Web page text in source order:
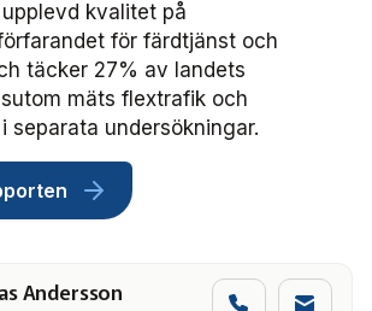
kvalitet på
för färdtjänst och
täcker 27% av landets
mäts flextrafik och
separata undersökningar.
Andersson